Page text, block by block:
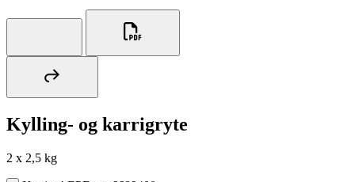
Kylling- og karrigryte
2 x 2,5 kg